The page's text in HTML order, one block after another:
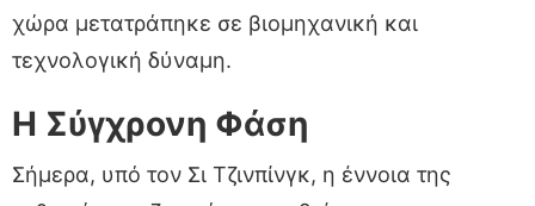
χώρα μετατράπηκε σε βιομηχανική και
τεχνολογική δύναμη.
Η Σύγχρονη Φάση
Σήμερα, υπό τον Σι Τζινπίνγκ, η έννοια της